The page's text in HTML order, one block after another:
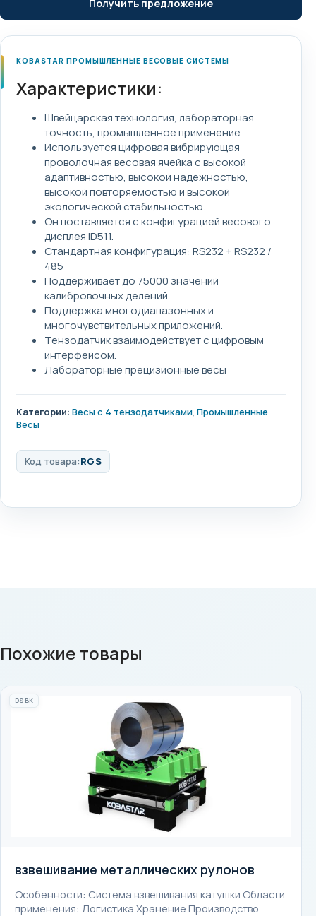
Получить предложение
KOBASTAR ПРОМЫШЛЕННЫЕ ВЕСОВЫЕ СИСТЕМЫ
Характеристики:
Швейцарская технология, лабораторная
точность, промышленное применение
Используется цифровая вибрирующая
проволочная весовая ячейка с высокой
адаптивностью, высокой надежностью,
высокой повторяемостью и высокой
экологической стабильностью.
Он поставляется с конфигурацией весового
дисплея ID511.
Стандартная конфигурация: RS232 + RS232 /
485
Поддерживает до 75000 значений
калибровочных делений.
Поддержка многодиапазонных и
многочувствительных приложений.
Тензодатчик взаимодействует с цифровым
интерфейсом.
Лабораторные прецизионные весы
Категории: Весы с 4 тензодатчиками, Промышленные
Весы
Код товара:RGS
Похожие товары
DSBK
взвешивание металлических рулонов
Особенности: Система взвешивания катушки Области
применения: Логистика Хранение Производство